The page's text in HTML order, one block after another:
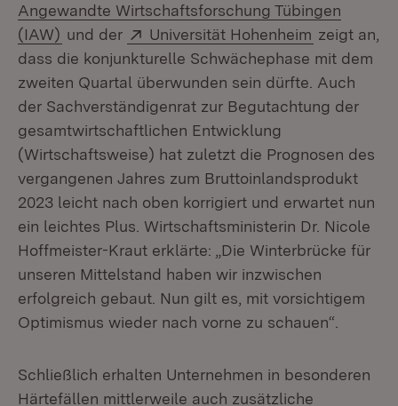
Angewandte Wirtschaftsforschung Tübingen
(IAW) (Öffnet in neuem Fenster)
und der Extern:
Universität Hohenheim (Öffnet in
zeigt an,
dass die konjunkturelle Schwächephase mit dem
zweiten Quartal überwunden sein dürfte. Auch
der Sachverständigenrat zur Begutachtung der
gesamtwirtschaftlichen Entwicklung
(Wirtschaftsweise) hat zuletzt die Prognosen des
vergangenen Jahres zum Bruttoinlandsprodukt
2023 leicht nach oben korrigiert und erwartet nun
ein leichtes Plus. Wirtschaftsministerin Dr. Nicole
Hoffmeister-Kraut erklärte: „Die Winterbrücke für
unseren Mittelstand haben wir inzwischen
erfolgreich gebaut. Nun gilt es, mit vorsichtigem
Optimismus wieder nach vorne zu schauen“.
Schließlich erhalten Unternehmen in besonderen
Härtefällen mittlerweile auch zusätzliche